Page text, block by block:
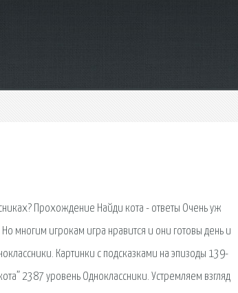
Прохождение Найди кота - ответы Очень уж
многим игрокам игра нравится и они готовы день и
Картинки с подсказками на эпизоды 139-
2387 уровень Одноклассники. Устремляем взгляд